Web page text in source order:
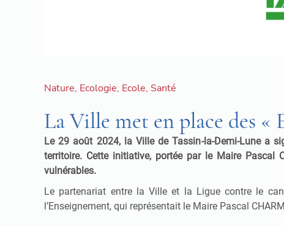
Nature, Ecologie, Ecole, Santé
La Ville met en place des «
Le 29 août 2024, la Ville de Tassin-la-Demi-Lune a
territoire. Cette initiative, portée par le Maire Pascal
vulnérables.
Le partenariat entre la Ville et la Ligue contre le
l’Enseignement, qui représentait le Maire Pascal